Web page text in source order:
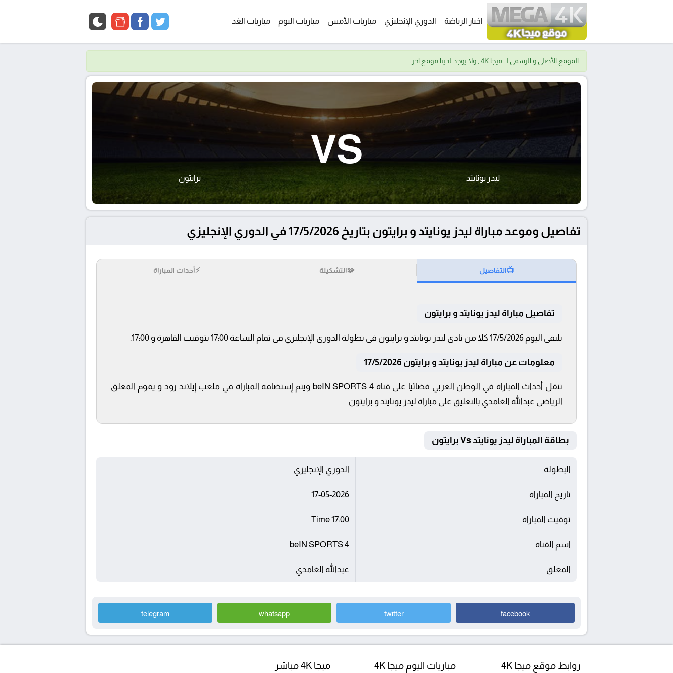
اخبار الرياضة الدوري الإنجليزي مباريات الأمس مباريات اليوم مباريات الغد twitter
facebook
google
الموقع الأصلي و الرسمي لــ ميجا 4K , ولا يوجد لدينا موقع اخر.
ليدز يونايتد
VS
برايتون
تفاصيل وموعد مباراة ليدز يونايتد و برايتون بتاريخ 17/5/2026 في الدوري الإنجليزي
📺التفاصيل 🧩التشكيلة ⚡أحداث المباراة
تفاصيل مباراة ليدز يونايتد و برايتون
يلتقى اليوم 17/5/2026 كلا من نادى ليدز يونايتد و برايتون فى بطولة الدوري الإنجليزي فى تمام الساعة 17:00 بتوقيت القاهرة و 17:00.
معلومات عن مباراة ليدز يونايتد و برايتون 17/5/2026
تنقل أحداث المباراة في الوطن العربي فضائيا على قناة beIN SPORTS 4 ويتم إستضافة المباراة في ملعب إيلاند رود و يقوم المعلق
الرياضى عبدالله الغامدي بالتعليق على مباراة ليدز يونايتد و برايتون
بطاقة المباراة ليدز يونايتد Vs برايتون
البطولة الدوري الإنجليزي
تاريخ المباراة 17-05-2026
توقيت المباراة 17:00 Time
اسم القناة beIN SPORTS 4
المعلق عبدالله الغامدي
facebook
twitter
whatsapp
telegram
روابط موقع ميجا 4K مباريات اليوم ميجا 4K ميجا 4K مباشر